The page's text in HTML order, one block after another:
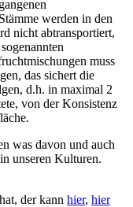
werden in den
nicht abtransportiert,
muss
das sichert die
d.h. in maximal 2
von der Konsistenz
was davon und auch
unseren Kulturen.
der kann hier, hier